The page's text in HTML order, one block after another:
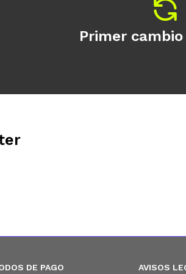
DE PAGO AVISOS
Primer